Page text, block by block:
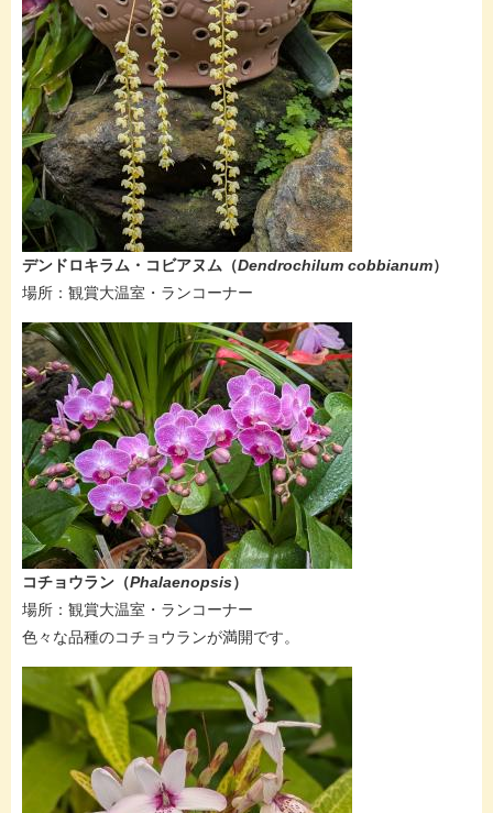
デンドロキラム・コビアヌム​（Dendrochilum cobbianum​）
​場所：観賞大温室・ランコーナー
コチョウラン​（Phalaenopsis​）
​場所：観賞大温室・ランコーナー
​色々な品種のコチョウランが満開です。